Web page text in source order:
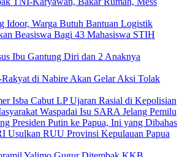
Idoor, Warga Butuh Bantuan Logistik
Beasiswa Bagi 43 Mahasiswa STIH
Ibu Gantung Diri dan 2 Anaknya
Rakyat di Nabire Akan Gelar Aksi Tolak
Isba Cabut LP Ujaran Rasial di Kepolisian
Waspadai Isu SARA Jelang Pemilu
Presiden Putin ke Papua, Ini yang Dibahas
Usulkan RUU Provinsi Kepulauan Papua